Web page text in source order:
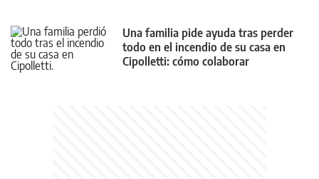
Una familia pide ayuda tras perder
todo en el incendio de su casa en
Cipolletti: cómo colaborar